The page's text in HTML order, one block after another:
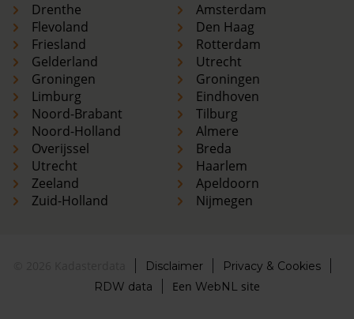
Drenthe
Flevoland
Friesland
Gelderland
Groningen
Limburg
Noord-Brabant
Noord-Holland
Overijssel
Utrecht
Zeeland
Zuid-Holland
Amsterdam
Den Haag
Rotterdam
Utrecht
Groningen
Eindhoven
Tilburg
Almere
Breda
Haarlem
Apeldoorn
Nijmegen
Disclaimer
Privacy & Cookies
RDW data
Een WebNL site